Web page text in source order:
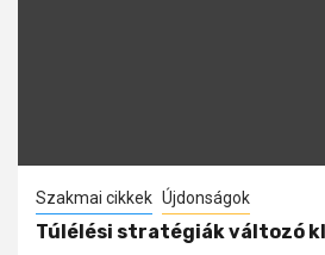
Szakmai cikkek Újdonságok
Túlélési stratégiák változó